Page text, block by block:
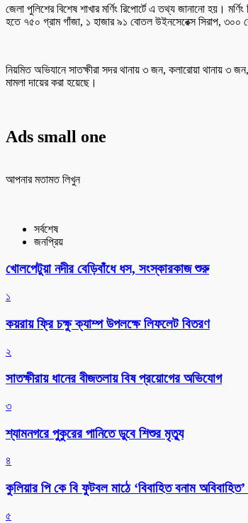
জেলা পুলিশের বিশেষ শাখার মর্ণিং রিপোর্টে এ তথ্য জানানো হয়।
হতে ৭৫০ গ্রাম গাঁজা, ১ হাজার ৯১ বোতল উইনসেরেক্স সিরাপ,
নিয়মিত অভিযানে সাতক্ষীরা সদর থানায় ৩ জন, কলারোয়া থানায় ৩
মামলা দায়ের করা হয়েছে।
Ads small one
আপনার মতামত লিখুন
সর্বশেষ
জনপ্রিয়
খোলপেটুয়া নদীর বেড়িবাঁধে ধস, সংস্কারকাজ শুরু
১
কয়রায় ফ্রি চক্ষু ক্যাম্প উপলক্ষে লিফলেট বিতরণ
২
সাতক্ষীরায় ধানের বীজতলায় বিষ প্রয়োগের অভিযোগ
৩
শ্যামনগরে পুকুরের পানিতে ডুবে শিশুর মৃত্যু
৪
কুলিয়ার পি কে বি ফুটবল মাঠে ‘বিবাহিত বনাম অবিবাহিত’
৫